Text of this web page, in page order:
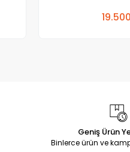
Geniş Ürün
Binlerce ürün ve